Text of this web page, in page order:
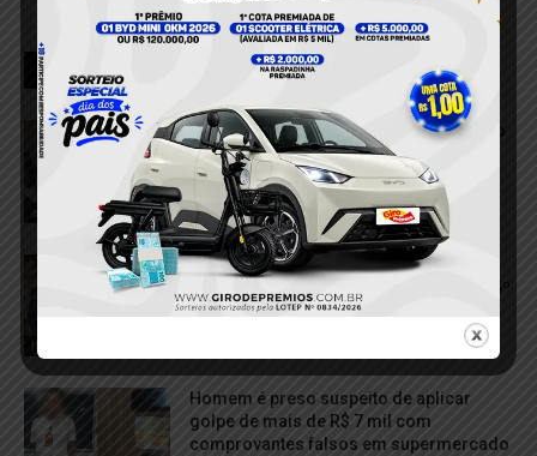
RELACIONADOS
VÍDEO; Pedestre é atingida após colisão
entre dois carros em Itaituba
6 de agosto de 2026
VÍDEO; Corpo do sargento Edevaldo
França chega a Itaituba e é velado no 15º
BPM
Homem é preso suspeito de aplicar
golpe de mais de R$ 7 mil com
comprovantes falsos em supermercado